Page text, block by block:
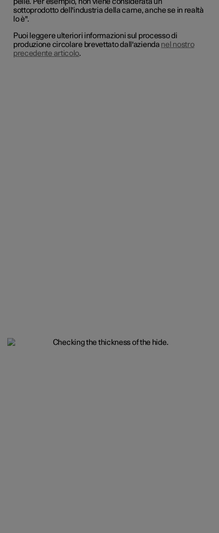
sottoprodotto dell'industria della carne, anche se in realtà
lo è".
Puoi leggere ulteriori informazioni sul processo di
produzione circolare brevettato dall'azienda nel nostro
precedente articolo.